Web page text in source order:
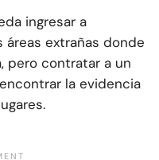
ingresar a
extrañas donde
pero contratar a un
la evidencia